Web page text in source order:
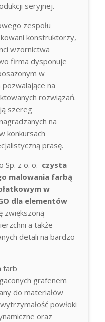
seryjnej.
zespołu
konstruktorzy,
wzornictwa
firma dysponuje
w
na
rozwiązań.
szereg
na
konkursach
prasę.
Sp. z o. o. czysta
malowania farbą
w
dla elementów
zwiększoną
a także
detali na bardzo
farb
grafenem
do materiałów
powłoki
oraz